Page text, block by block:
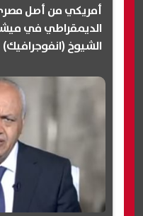
أمريكي من أصل مصري
الديمقراطي في
الشيوخ (انفوجرافيك)